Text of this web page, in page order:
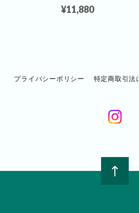
¥11,880
プライバシーポリシー 特定商取引法